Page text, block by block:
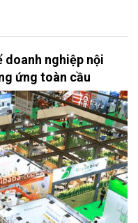
doanh nghiệp nội
ứng toàn cầu